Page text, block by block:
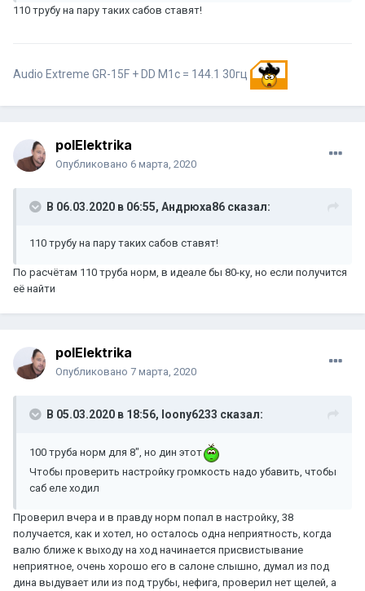
110 трубу на пару таких сабов ставят!
Audio Extreme GR-15F + DD M1c = 144.1 30гц
polElektrika
Опубликовано 6 марта, 2020
В 06.03.2020 в 06:55, Андрюха86 сказал:
110 трубу на пару таких сабов ставят!
По расчётам 110 труба норм, в идеале бы 80-ку, но если получится
её найти
polElektrika
Опубликовано 7 марта, 2020
В 05.03.2020 в 18:56, loony6233 сказал:
100 труба норм для 8", но дин этот
Чтобы проверить настройку громкость надо убавить, чтобы
саб еле ходил
Проверил вчера и в правду норм попал в настройку, 38
получается, как и хотел, но осталось одна неприятность, когда
валю ближе к выходу на ход начинается присвистывание
неприятное, очень хорошо его в салоне слышно, думал из под
дина выдувает или из под трубы, нефига, проверил нет щелей, а